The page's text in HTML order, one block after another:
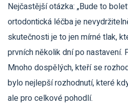
Nejčastější otázka: „Bude to
ortodontická léčba je
skutečnosti je to jen mírné tlak,
prvních několik dní po nastavení.
Mnoho dospělých, kteří se
bylo nejlepší rozhodnutí, které
ale pro celkové pohodlí.